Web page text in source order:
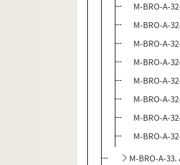
M-BRO-A-
M-BRO-A-
M-BRO-A-
M-BRO-A-
M-BRO-A-
M-BRO-A-
M-BRO-A-
M-BRO-A-
M-BRO-A-